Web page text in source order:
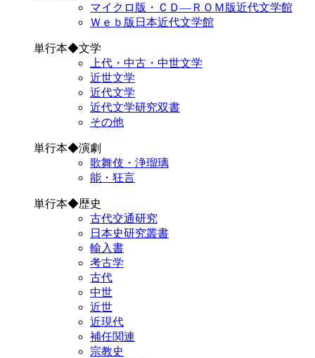
マイクロ版・ＣＤ―ＲＯＭ版近代文学館
Ｗｅｂ版日本近代文学館
単行本◆文学
上代・中古・中世文学
近世文学
近代文学
近代文学研究双書
その他
単行本◆演劇
歌舞伎・浄瑠璃
能・狂言
単行本◆歴史
古代交通研究
日本史研究叢書
輸入書
考古学
古代
中世
近世
近現代
補任関連
宗教史